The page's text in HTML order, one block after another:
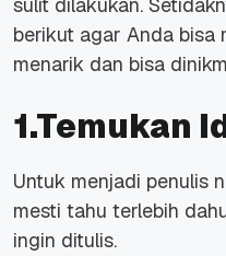
berikut agar Anda bisa
menarik dan bisa
1.Temukan
Untuk menjadi penulis
mesti tahu terlebih
ingin ditulis.